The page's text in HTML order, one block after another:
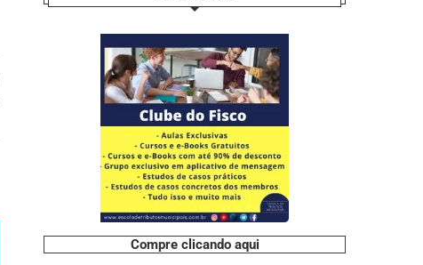
Compre clicando aqui